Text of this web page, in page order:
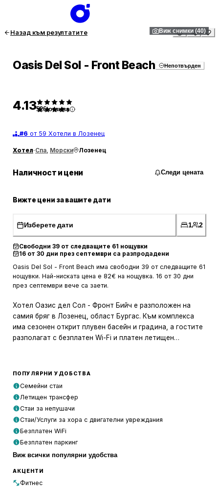
Назад към резултатите Виж снимки (40)
Oasis Del Sol - Front Beach Непотвърден
4.13526 отзива
#6 от 59 Хотели в Лозенец
Хотел·Спа Морски Лозенец
Наличност и цени Следи цената
Вижте цени за вашите дати
Изберете дати 1 2
Свободни 39 от следващите 61 нощувки
16 от 30 дни през септември са разпродадени
Oasis Del Sol - Front Beach има свободни 39 от следващите 61
нощувки. Най-ниската цена е 82€ на нощувка. 16 от 30 дни
през септември вече са заети.
Хотел Оазис дел Сол - Фронт Бийч е разположен на
самия бряг в Лозенец, област Бургас. Към комплекса
има сезонен открит плувен басейн и градина, а гостите
разполагат с безплатен Wi-Fi и платен летищен
Настаняването е оборудвано с телевизор с плосък
безплатни тоалетни принадлежности и бюро. Всички
стаи са с климатик и собствена баня, а част от тях имат
и кът за сядане. В помещенията има и гардероб.
Закуска се сервира в ресторанта на хотел Oasis Del
Mare срещу допълнителна такса от 15 БГН на гост на
ден. Най-близкото летище е Бургас, на 70 км от хотел
ПОПУЛЯРНИ УДОБСТВА
Семейни стаи
Летищен трансфер
Стаи за непушачи
Стаи/Услуги за хора с двигателни увреждания
Безплатен WiFi
Безплатен паркинг
Виж всички популярни удобства
АКЦЕНТИ
Фитнес